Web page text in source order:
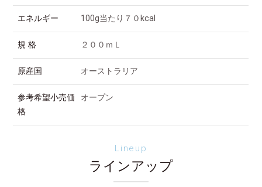
エネルギー 100g当たり７０kcal
規 格 ２００ｍＬ
原産国 オーストラリア
参考希望小売価
格
オープン
Lineup
ラインアップ